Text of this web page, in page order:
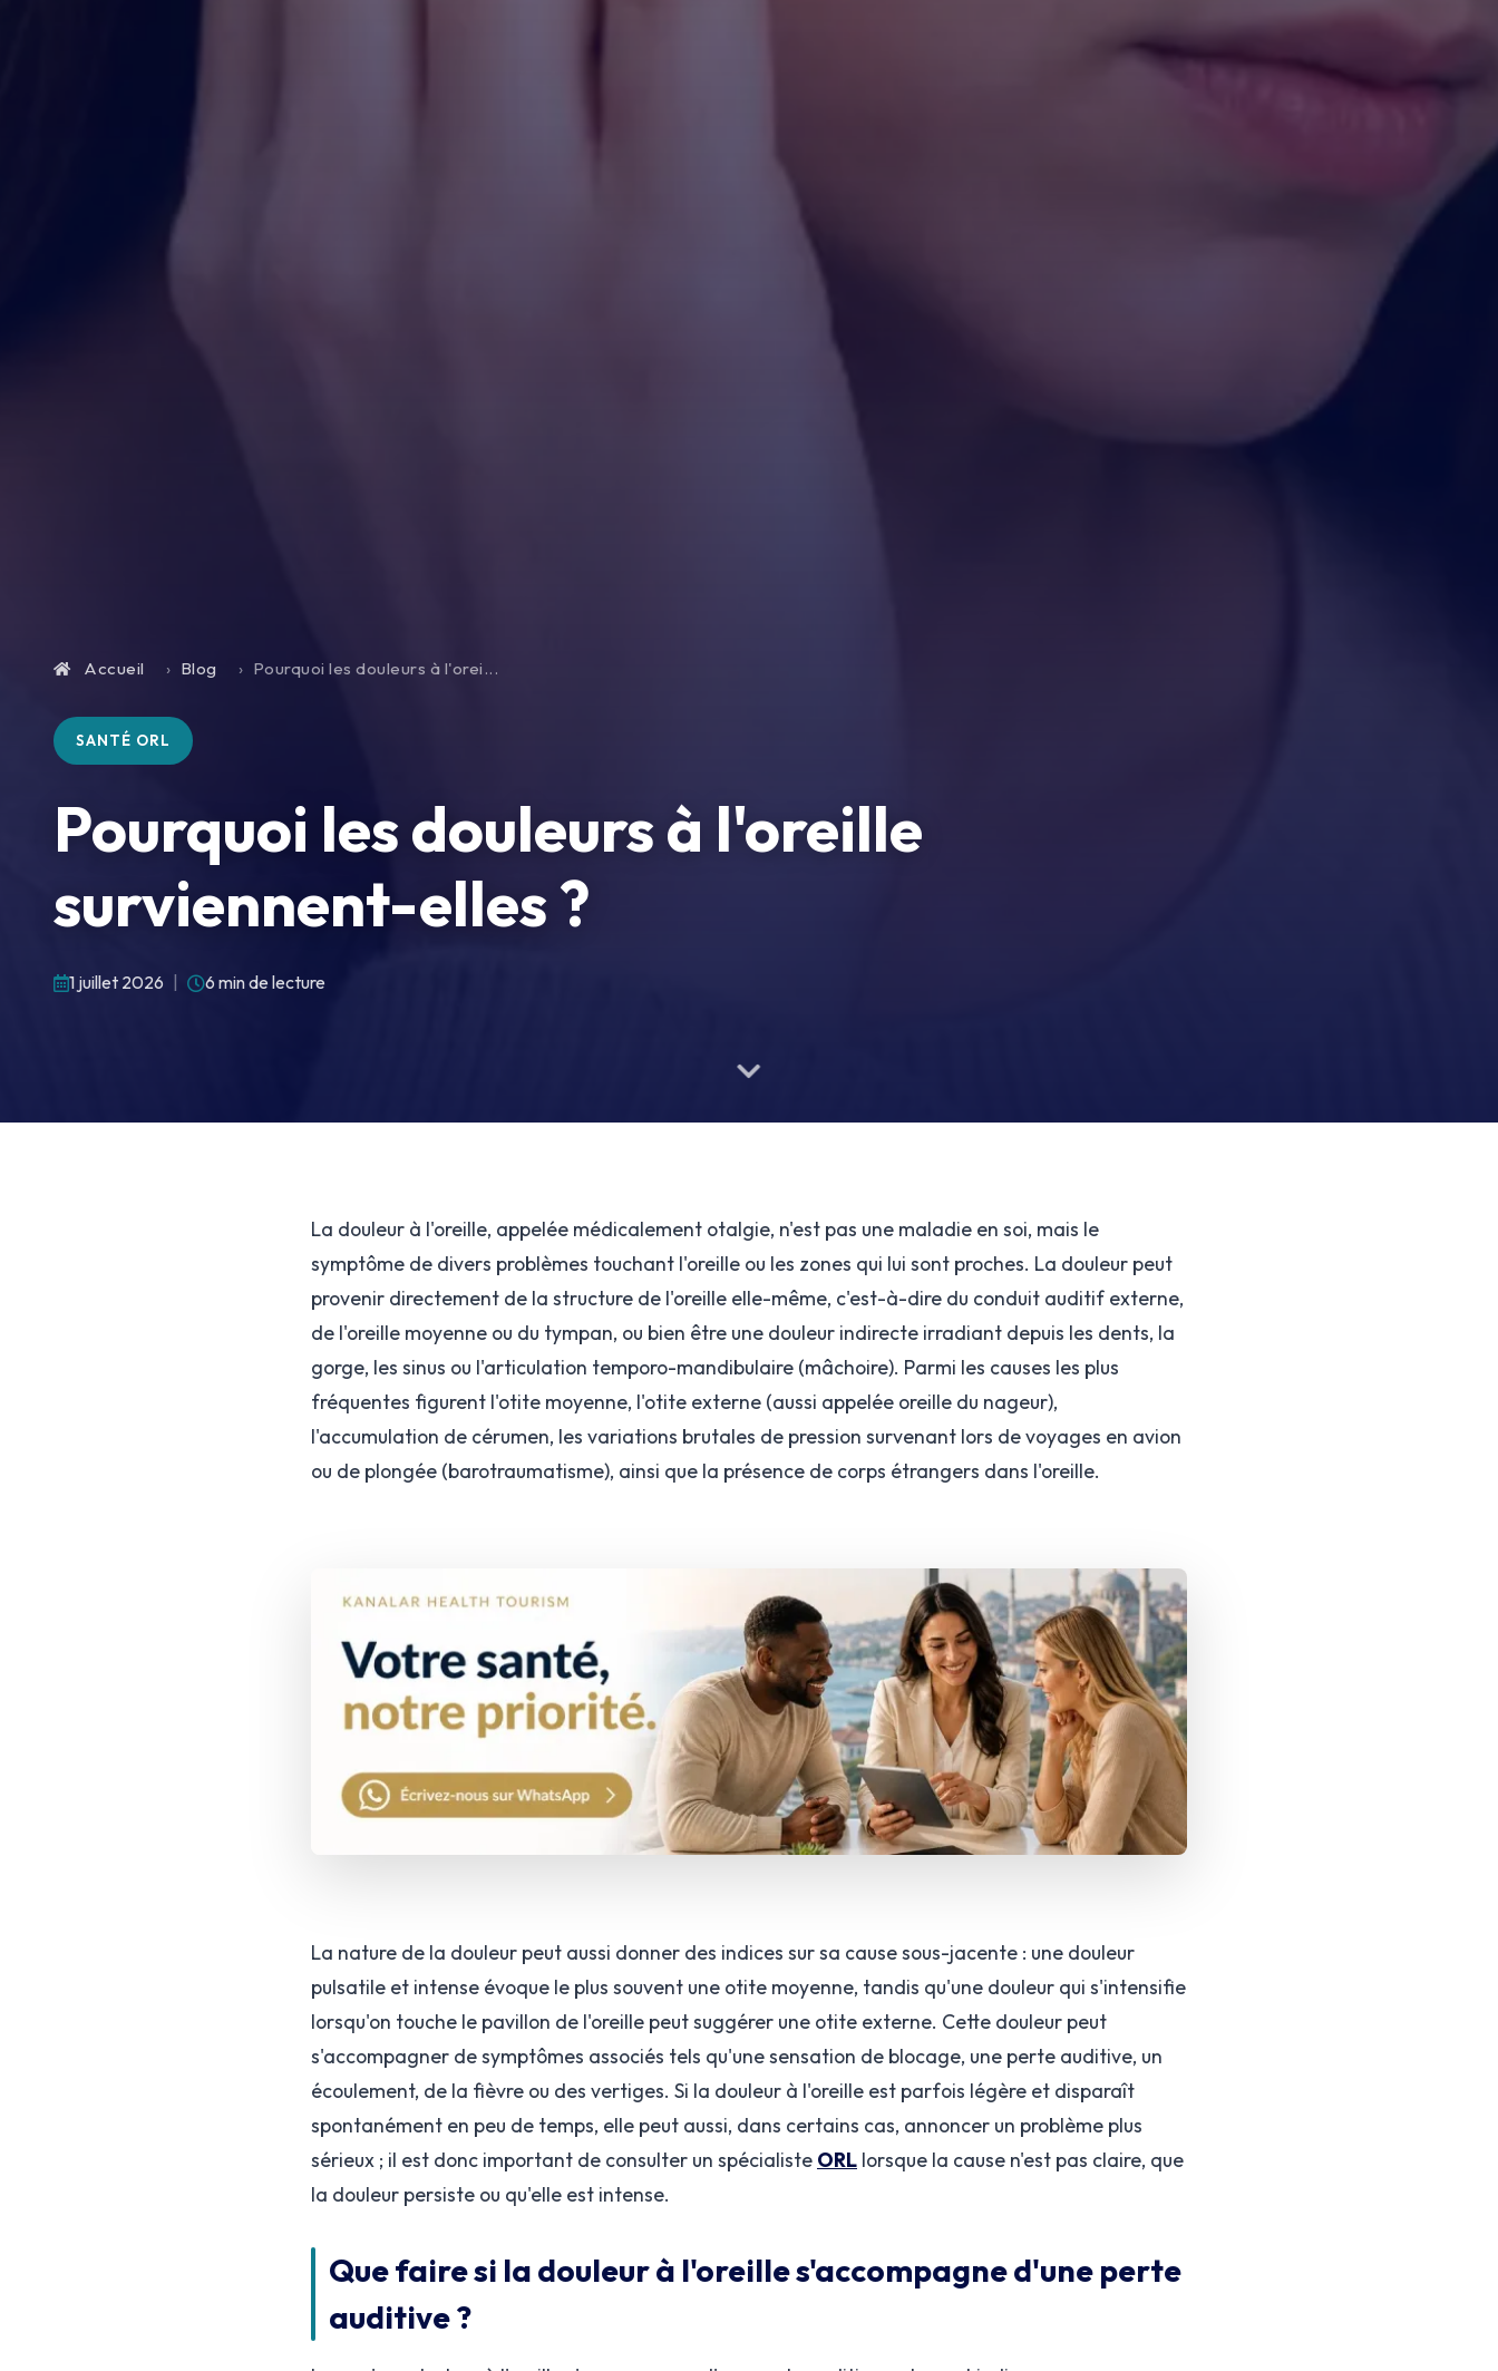
Accueil Blog Pourquoi les douleurs à l'orei...
SANTÉ ORL
Pourquoi les douleurs à l'oreille
surviennent-elles ?
1 juillet 2026 6 min de lecture
La douleur à l'oreille, appelée médicalement otalgie, n'est pas une maladie en soi, mais le
symptôme de divers problèmes touchant l'oreille ou les zones qui lui sont proches. La douleur peut
provenir directement de la structure de l'oreille elle-même, c'est-à-dire du conduit auditif externe,
de l'oreille moyenne ou du tympan, ou bien être une douleur indirecte irradiant depuis les dents, la
gorge, les sinus ou l'articulation temporo-mandibulaire (mâchoire). Parmi les causes les plus
fréquentes figurent l'otite moyenne, l'otite externe (aussi appelée oreille du nageur),
l'accumulation de cérumen, les variations brutales de pression survenant lors de voyages en avion
ou de plongée (barotraumatisme), ainsi que la présence de corps étrangers dans l'oreille.
La nature de la douleur peut aussi donner des indices sur sa cause sous-jacente : une douleur
pulsatile et intense évoque le plus souvent une otite moyenne, tandis qu'une douleur qui s'intensifie
lorsqu'on touche le pavillon de l'oreille peut suggérer une otite externe. Cette douleur peut
s'accompagner de symptômes associés tels qu'une sensation de blocage, une perte auditive, un
écoulement, de la fièvre ou des vertiges. Si la douleur à l'oreille est parfois légère et disparaît
spontanément en peu de temps, elle peut aussi, dans certains cas, annoncer un problème plus
sérieux ; il est donc important de consulter un spécialiste ORL lorsque la cause n'est pas claire, que
la douleur persiste ou qu'elle est intense.
Que faire si la douleur à l'oreille s'accompagne d'une perte
auditive ?